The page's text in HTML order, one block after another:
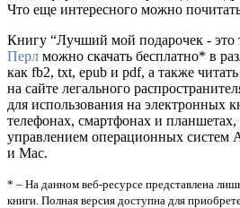
Что еще интересного можно
Книгу “Лучший мой подарочек - это
Перл можно скачать бесплатно* в
как fb2, txt, epub и pdf, а также
на сайте легального
для использования на электронных
телефонах, смартфонах и
управлением операционных систем
и Mac.
* – На данном веб-ресурсе представлена
книги. Полная версия доступна для